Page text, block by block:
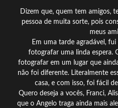
Dizem que, quem tem amigos,
pessoa de muita sorte, pois
meus
Em uma tarde agradável,
fotografar uma linda espera.
fotografar em um lugar que
não foi diferente. Literalmente
casa, e com isso, foi fácil
Quero deseja a vocês, Franci,
que o Angelo traga ainda mais